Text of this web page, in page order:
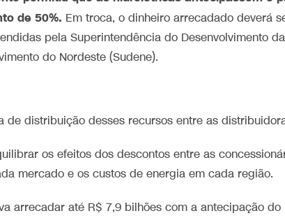
de 50%. Em troca, o dinheiro arrecadado deverá
pela Superintendência do Desenvolvimento
do Nordeste (Sudene).
de distribuição desses recursos entre as
os efeitos dos descontos entre as
mercado e os custos de energia em cada região.
arrecadar até R$ 7,9 bilhões com a antecipação do